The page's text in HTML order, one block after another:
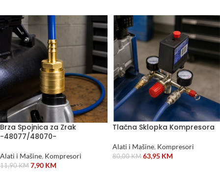
Brza Spojnica za Zrak
-48077/48070-
Alati i Mašine, Kompresori
11,90KM 7,90 KM
Tlačna Sklopka Kompresora
Alati i Mašine, Kompresori
80,00KM 63,95 KM